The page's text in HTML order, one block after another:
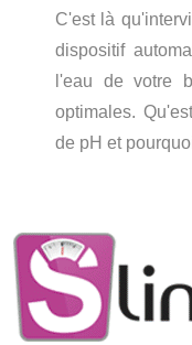
C'est là
dispositif
l'eau de votre
optimales.
de pH et